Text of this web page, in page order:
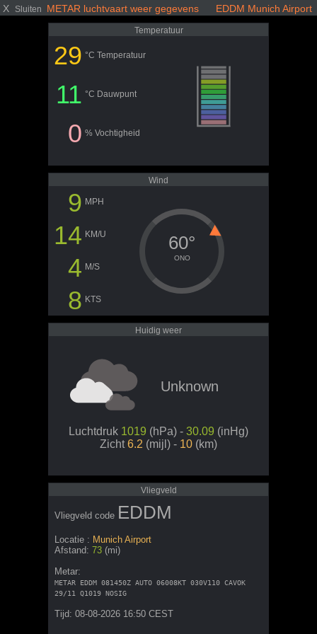
X Sluiten METAR luchtvaart weer gegevens EDDM Munich Airport
Temperatuur
29 °C Temperatuur
11 °C Dauwpunt
0 % Vochtigheid
Wind
9 MPH
14 KM/U
4 M/S
8 KTS
60°
ONO
Huidig weer
Unknown
Luchtdruk 1019 (hPa) - 30.09 (inHg)
Zicht6.2 (mijl) - 10 (km)
Vliegveld
Vliegveld code EDDM
Locatie : Munich Airport
Afstand: 73 (mi)
Metar:
METAR EDDM 081450Z AUTO 06008KT 030V110 CAVOK
29/11 Q1019 NOSIG
Tijd: 08-08-2026 16:50 CEST